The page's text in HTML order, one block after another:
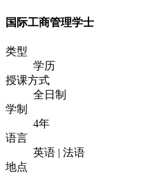
国际工商管理学士
类型
学历
授课方式
全日制
学制
4年
语言
英语 | 法语
地点